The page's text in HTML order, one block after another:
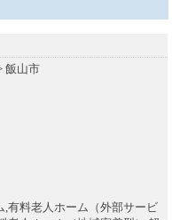
飯山市
,有料老人ホーム（外部サービ